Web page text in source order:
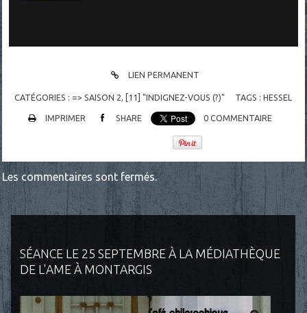
SÉANCE LE 25 SEPTEMBRE À LA MÉDIATHÈQUE
DE L'AME À MONTARGIS
LIEN PERMANENT
CATÉGORIES : => SAISON 2 [11] "INDIGNEZ-VOUS (?)" TAGS :HESSEL
IMPRIMER SHARE 0 COMMENTAIRE
Les commentaires sont fermés.